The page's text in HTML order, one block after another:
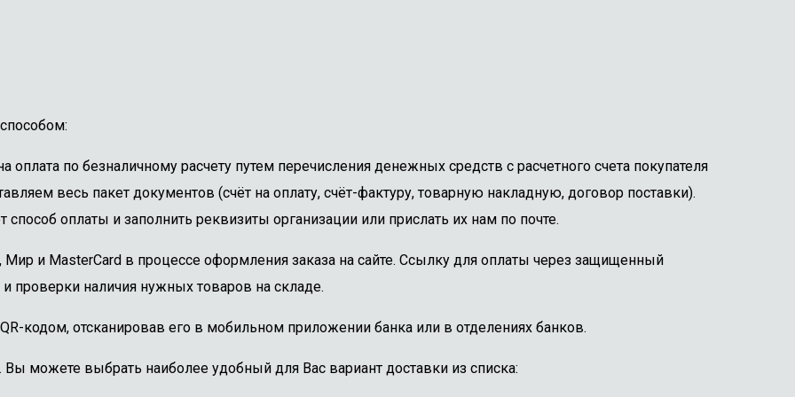
по безналичному расчету путем перечисления денежных средств с расчетного счета покупателя
весь пакет документов (счёт на оплату, счёт-фактуру, товарную накладную, договор поставки).
оплаты и заполнить реквизиты организации или прислать их нам по почте.
и MasterCard в процессе оформления заказа на сайте. Ссылку для оплаты через защищенный
проверки наличия нужных товаров на складе.
кодом, отсканировав его в мобильном приложении банка или в отделениях банков.
можете выбрать наиболее удобный для Вас вариант доставки из списка: